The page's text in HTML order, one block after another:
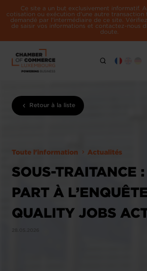
Ce site a un but exclusivement informatif.
cotisation ou exécution d'une autre transaction
demandé par l'intermédiaire de ce site.
de saisir vos informations et contactez-nous
doute.
Retour à la liste
Toute l'information Actualités
SOUS-TRAITANCE
PART À
QUALITY JOBS